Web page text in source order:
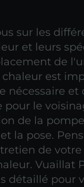
sur les
et leurs
de
est
nécessaire et
pour le
de la
la pose.
de
Vuaillat
détaillé pour